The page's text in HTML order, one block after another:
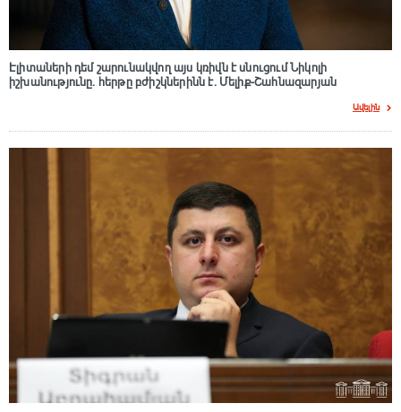
Էլիտաների դեմ շարունակվող այս կռիվն է սնուցում Նիկոլի
իշխանությունը. հերթը բժիշկներինն է. Մելիք-Շահնազարյան
Ավելին